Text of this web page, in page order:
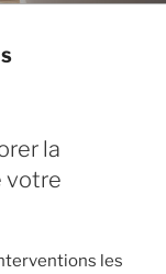
la
votre
les